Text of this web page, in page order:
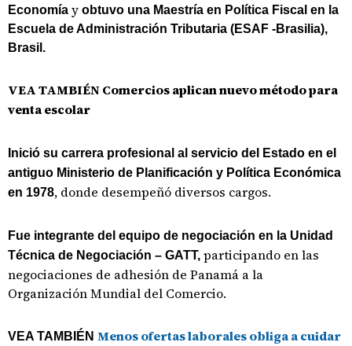
Economía y obtuvo una Maestría en Política Fiscal en la
Escuela de Administración Tributaria (ESAF -Brasilia),
Brasil.
VEA TAMBIÉNComercios aplican nuevo método para
venta escolar
Inició su carrera profesional al servicio del Estado en el
antiguo Ministerio de Planificación y Política Económica
en 1978, donde desempeñó diversos cargos.
Fue integrante del equipo de negociación en la Unidad
Técnica de Negociación – GATT, participando en las
negociaciones de adhesión de Panamá a la
Organización Mundial del Comercio.
VEA TAMBIÉN Menos ofertas laborales obliga a cuidar